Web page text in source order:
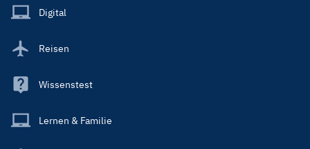
Main
Digital
Reisen
Wissenstest
Lernen & Familie